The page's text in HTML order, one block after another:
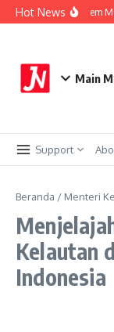
Lewati ke konten
Hot News
Perkuat Sistem
Main
Support
Beranda / Menteri
Kelautan
Indonesia